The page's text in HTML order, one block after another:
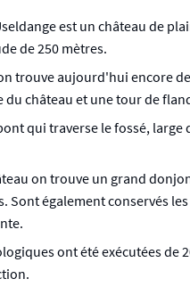
est un château de
de 250 mètres.
trouve aujourd'hui encore
du château et une tour de
qui traverse le fossé,
on trouve un grand
Sont également conservés
ont été exécutées de